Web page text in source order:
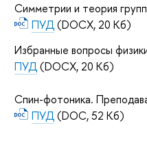
Симметрии и теория
ПУД(DOCX, 20 Кб)
Избранные вопросы
ПУД(DOCX, 20 Кб)
Спин-фотоника.
ПУД(DOC, 52 Кб)